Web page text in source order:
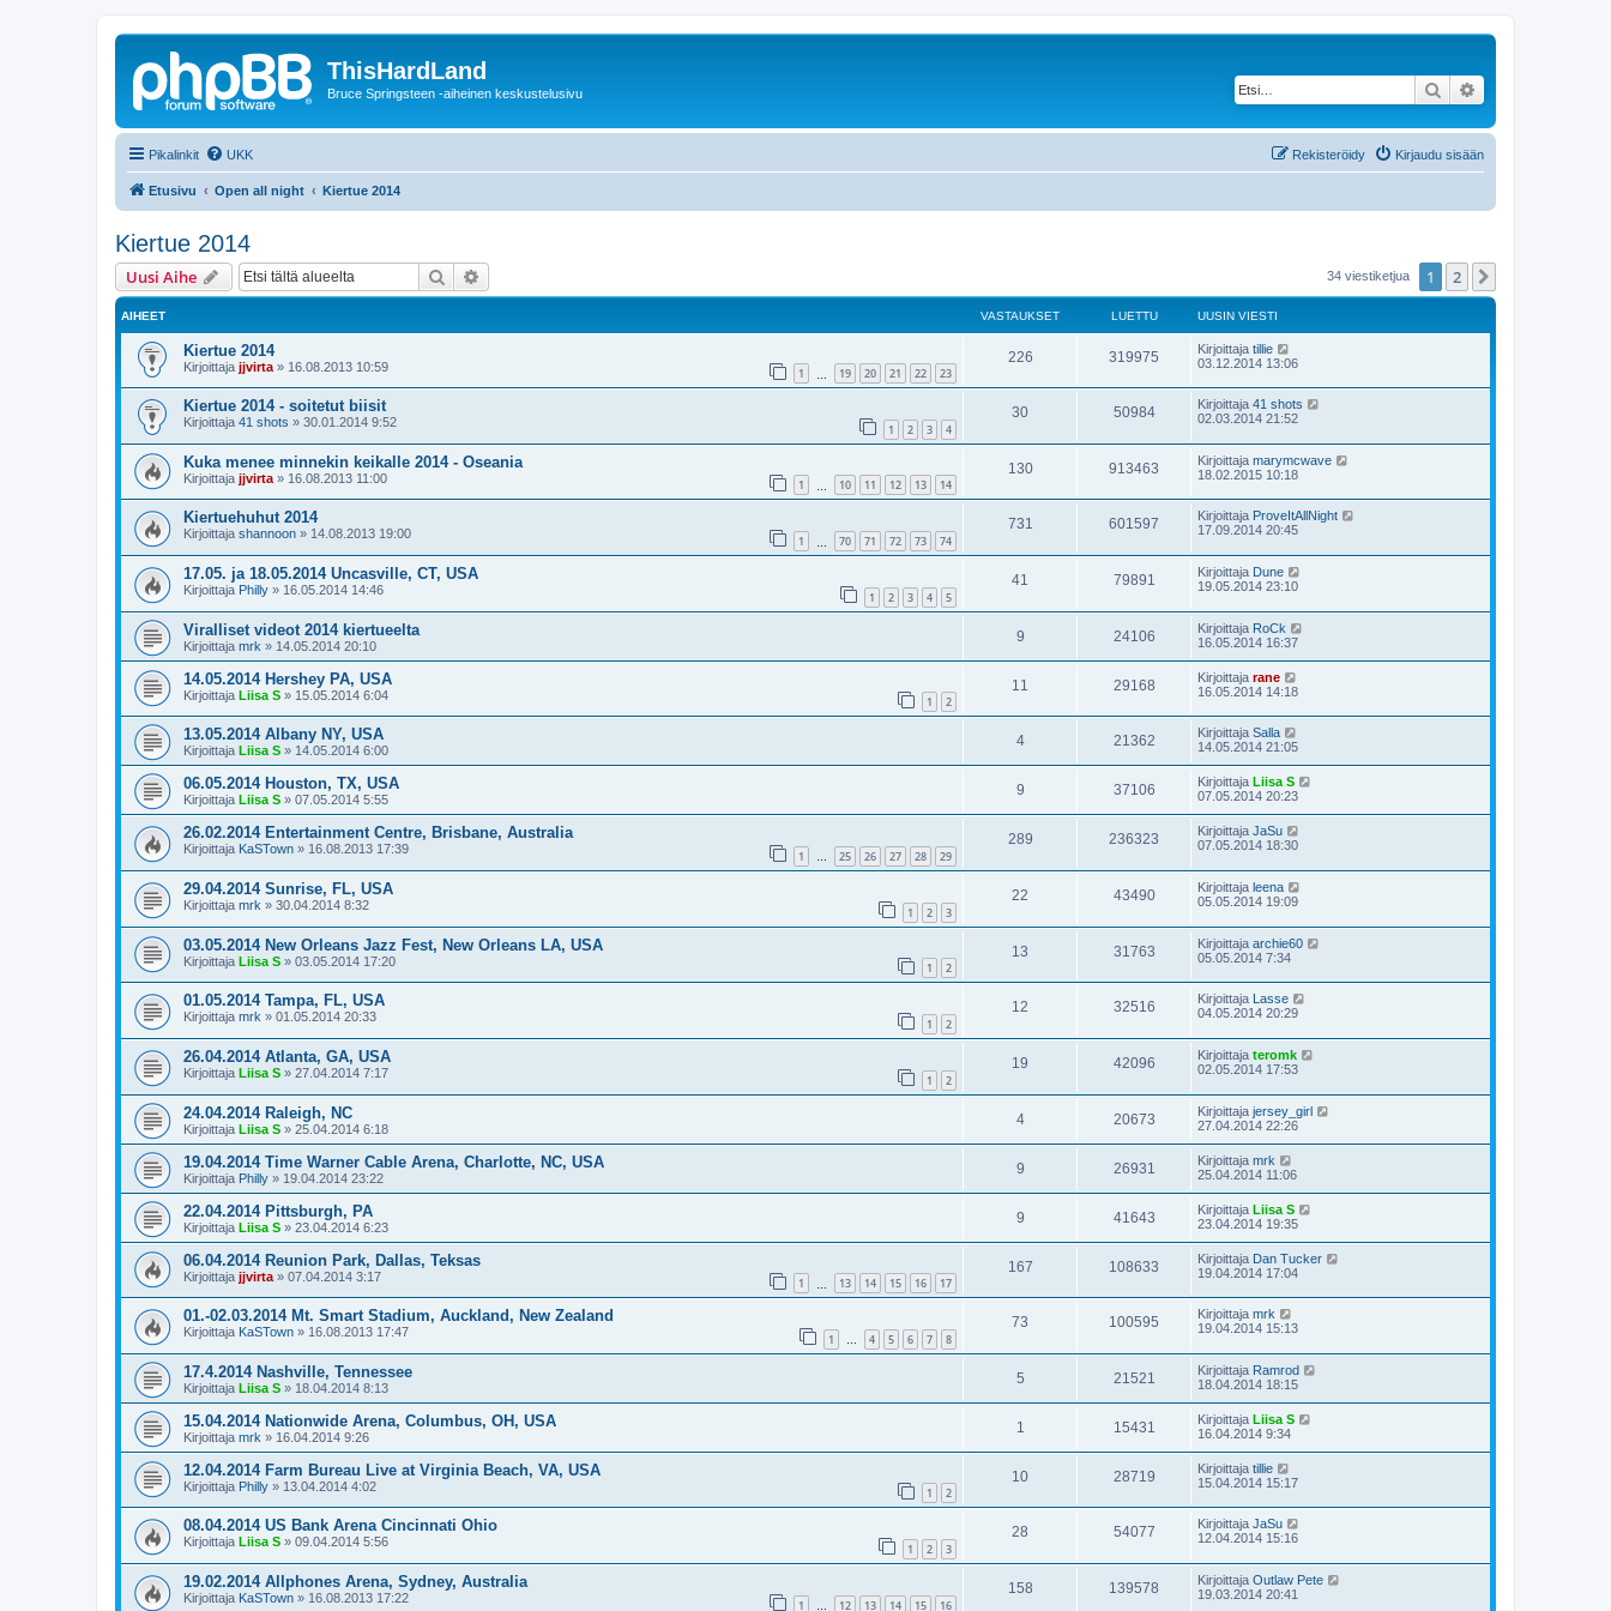
ThisHardLand
Bruce Springsteen -aiheinen keskustelusivu Etsi
Pikalinkit UKK Kirjaudu sisään
Rekisteröidy
Etusivu Open all night Kiertue 2014
Kiertue 2014
Uusi Aihe Etsi 34 viestiketjua 1 2
AIHEET VASTAUKSET LUETTU UUSIN VIESTI
Kiertue 2014
Kirjoittaja jjvirta » 16.08.2013 10:59 1 19 20 21 22 23
226 319975 Kirjoittaja tillie
03.12.2014 13:06
Kiertue 2014 - soitetut biisit
Kirjoittaja 41 shots » 30.01.2014 9:52 1 2 3 4
30 50984 Kirjoittaja 41 shots
02.03.2014 21:52
Kuka menee minnekin keikalle 2014 - Oseania
Kirjoittaja jjvirta » 16.08.2013 11:00 1 10 11 12 13 14
130 913463 Kirjoittaja marymcwave
18.02.2015 10:18
Kiertuehuhut 2014
Kirjoittaja shannoon » 14.08.2013 19:00 1 70 71 72 73 74
731 601597 Kirjoittaja ProveItAllNight
17.09.2014 20:45
17.05. ja 18.05.2014 Uncasville, CT, USA
Kirjoittaja Philly » 16.05.2014 14:46 1 2 3 4 5
41 79891 Kirjoittaja Dune
19.05.2014 23:10
Viralliset videot 2014 kiertueelta
Kirjoittaja mrk » 14.05.2014 20:10
9 24106 Kirjoittaja RoCk
16.05.2014 16:37
14.05.2014 Hershey PA, USA
Kirjoittaja Liisa S » 15.05.2014 6:04 1 2
11 29168 Kirjoittaja rane
16.05.2014 14:18
13.05.2014 Albany NY, USA
Kirjoittaja Liisa S » 14.05.2014 6:00
4 21362 Kirjoittaja Salla
14.05.2014 21:05
06.05.2014 Houston, TX, USA
Kirjoittaja Liisa S » 07.05.2014 5:55
9 37106 Kirjoittaja Liisa S
07.05.2014 20:23
26.02.2014 Entertainment Centre, Brisbane, Australia
Kirjoittaja KaSTown » 16.08.2013 17:39 1 … 25 26 27 28 29
289 236323 Kirjoittaja JaSu
07.05.2014 18:30
29.04.2014 Sunrise, FL, USA
Kirjoittaja mrk » 30.04.2014 8:32 1 2 3
22 43490 Kirjoittaja leena
05.05.2014 19:09
03.05.2014 New Orleans Jazz Fest, New Orleans LA, USA
Kirjoittaja Liisa S » 03.05.2014 17:20 1 2
13 31763 Kirjoittaja archie60
05.05.2014 7:34
01.05.2014 Tampa, FL, USA
Kirjoittaja mrk » 01.05.2014 20:33 1 2
12 32516 Kirjoittaja
Lasse
04.05.2014 20:29
26.04.2014 Atlanta, GA, USA
Kirjoittaja Liisa S » 27.04.2014 7:17 1 2
19 42096 Kirjoittaja teromk
02.05.2014 17:53
24.04.2014 Raleigh, NC
Kirjoittaja Liisa S » 25.04.2014 6:18
4 20673 Kirjoittaja jersey_girl
27.04.2014 22:26
19.04.2014 Time Warner Cable Arena, Charlotte, NC, USA
Kirjoittaja Philly » 19.04.2014 23:22
9 26931 Kirjoittaja mrk
25.04.2014 11:06
22.04.2014 Pittsburgh, PA
Kirjoittaja Liisa S » 23.04.2014 6:23
9 41643 Kirjoittaja Liisa S
23.04.2014 19:35
06.04.2014 Reunion Park, Dallas, Teksas
Kirjoittaja jjvirta » 07.04.2014 3:17 1 13 14 15 16 17
167 108633 Kirjoittaja Dan Tucker
19.04.2014 17:04
01.-02.03.2014 Mt. Smart Stadium, Auckland, New Zealand
Kirjoittaja KaSTown » 16.08.2013 17:47 1 … 4 5 6 7 8
73 100595 Kirjoittaja mrk
19.04.2014 15:13
17.4.2014 Nashville, Tennessee
Kirjoittaja Liisa S » 18.04.2014 8:13
5 21521 Kirjoittaja Ramrod
18.04.2014 18:15
15.04.2014 Nationwide Arena, Columbus, OH, USA
Kirjoittaja mrk » 16.04.2014 9:26
1 15431 Kirjoittaja Liisa S
16.04.2014 9:34
12.04.2014 Farm Bureau Live at Virginia Beach, VA, USA
Kirjoittaja Philly » 13.04.2014 4:02 1 2
10 28719 Kirjoittaja tillie
15.04.2014 15:17
08.04.2014 US Bank Arena Cincinnati Ohio
Kirjoittaja Liisa S » 09.04.2014 5:56 1 2 3
28 54077 Kirjoittaja JaSu
12.04.2014 15:16
19.02.2014 Allphones Arena, Sydney, Australia
Kirjoittaja KaSTown » 16.08.2013 17:22 1 … 12 13 14 15 16
158 139578 Kirjoittaja Outlaw Pete
19.03.2014 20:41